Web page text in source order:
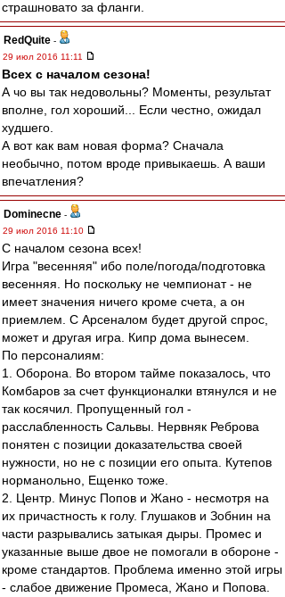
страшновато за фланги.
RedQuite -
29 июл 2016 11:11
Всех с началом сезона!
А чо вы так недовольны? Моменты, результат
вполне, гол хороший... Если честно, ожидал
худшего.
А вот как вам новая форма? Сначала
необычно, потом вроде привыкаешь. А ваши
впечатления?
Dominecne -
29 июл 2016 11:10
С началом сезона всех!
Игра "весенняя" ибо поле/погода/подготовка
весенняя. Но поскольку не чемпионат - не
имеет значения ничего кроме счета, а он
приемлем. С Арсеналом будет другой спрос,
может и другая игра. Кипр дома вынесем.
По персоналиям:
1. Оборона. Во втором тайме показалось, что
Комбаров за счет функционалки втянулся и не
так косячил. Пропущенный гол -
расслабленность Сальвы. Нервняк Реброва
понятен с позиции доказательства своей
нужности, но не с позиции его опыта. Кутепов
норманольно, Ещенко тоже.
2. Центр. Минус Попов и Жано - несмотря на
их причастность к голу. Глушаков и Зобнин на
части разрывались затыкая дыры. Промес и
указанные выше двое не помогали в обороне -
кроме стандартов. Проблема именно этой игры
- слабое движение Промеса, Жано и Попова.